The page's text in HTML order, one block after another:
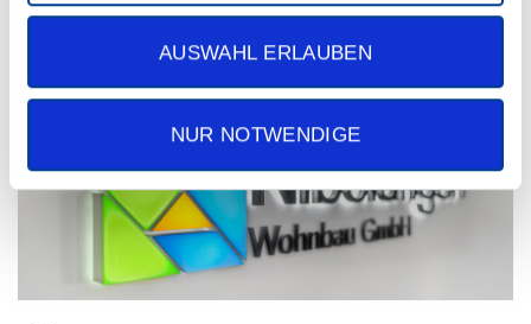
AUSWAHL ERLAUBEN
NUR NOTWENDIGE
Am 27.10.2025 gibt’s ein Update!
Das NiWo-Portal ist an diesem Tag nicht verfügbar.